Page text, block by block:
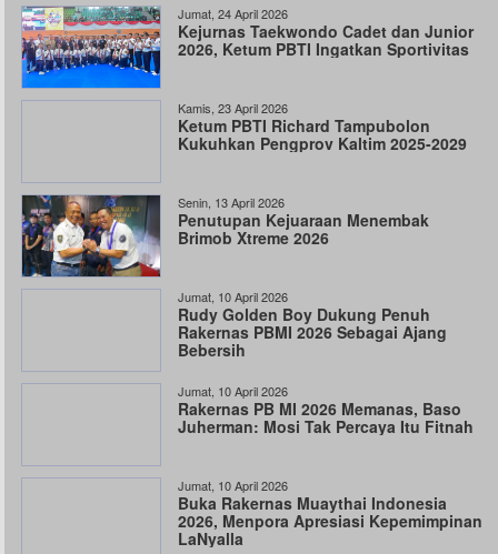
Jumat, 24 April 2026
Kejurnas Taekwondo Cadet dan Junior
2026, Ketum PBTI Ingatkan Sportivitas
Kamis, 23 April 2026
Ketum PBTI Richard Tampubolon
Kukuhkan Pengprov Kaltim 2025-2029
Senin, 13 April 2026
Penutupan Kejuaraan Menembak
Brimob Xtreme 2026
Jumat, 10 April 2026
Rudy Golden Boy Dukung Penuh
Rakernas PBMI 2026 Sebagai Ajang
Bebersih
Jumat, 10 April 2026
Rakernas PB MI 2026 Memanas, Baso
Juherman: Mosi Tak Percaya Itu Fitnah
Jumat, 10 April 2026
Buka Rakernas Muaythai Indonesia
2026, Menpora Apresiasi Kepemimpinan
LaNyalla